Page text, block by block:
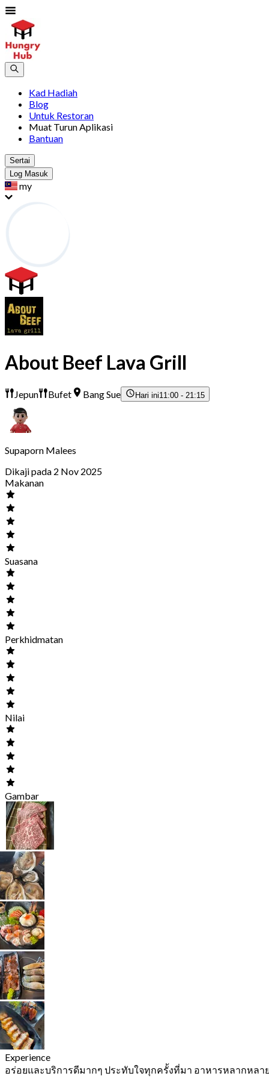
Kad Hadiah
Blog
Untuk Restoran
Muat Turun Aplikasi
Bantuan
Sertai
Log Masuk
my
About Beef Lava Grill
Jepun Bufet Bang Sue Hari ini11:00 - 21:15
Supaporn Malees
Dikaji pada 2 Nov 2025
Makanan
Suasana
Perkhidmatan
Nilai
Gambar
Experience
อร่อยและบริการดีมากๆ ประทับใจทุกครั้งที่มา อาหารหลากหลา